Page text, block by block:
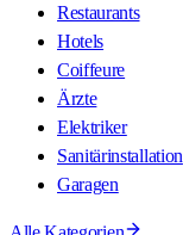
Restaurants
Hotels
Coiffeure
Ärzte
Elektriker
Sanitärinstallation
Garagen